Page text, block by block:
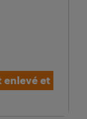
enlevé et